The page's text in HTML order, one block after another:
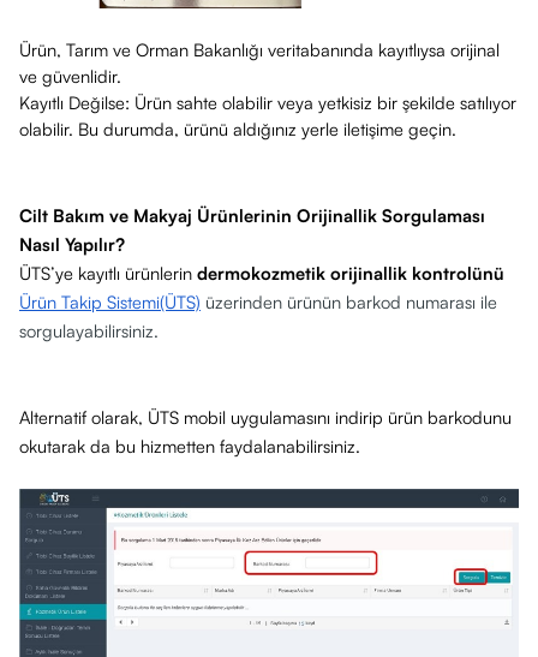
Ürün, Tarım ve Orman Bakanlığı veritabanında kayıtlıysa orijinal
ve güvenlidir.
Kayıtlı Değilse: Ürün sahte olabilir veya yetkisiz bir şekilde satılıyor
olabilir. Bu durumda, ürünü aldığınız yerle iletişime geçin.
Cilt Bakım ve Makyaj Ürünlerinin Orijinallik Sorgulaması
Nasıl Yapılır?
ÜTS’ye kayıtlı ürünlerin dermokozmetik orijinallik kontrolünü
Ürün Takip Sistemi(ÜTS) üzerinden ürünün barkod numarası ile
sorgulayabilirsiniz.
Alternatif olarak, ÜTS mobil uygulamasını indirip ürün barkodunu
okutarak da bu hizmetten faydalanabilirsiniz.